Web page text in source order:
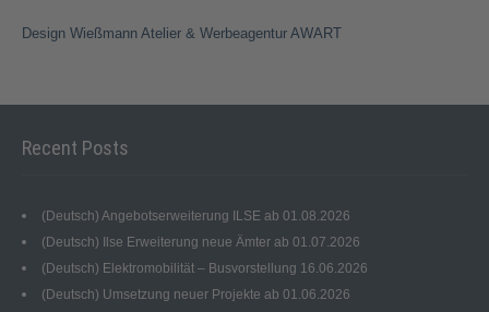
Design Wießmann Atelier & Werbeagentur AWART
Recent Posts
(Deutsch) Angebotserweiterung ILSE ab 01.08.2026
(Deutsch) Ilse Erweiterung neue Ämter ab 01.07.2026
(Deutsch) Elektromobilität – Busvorstellung 16.06.2026
(Deutsch) Umsetzung neuer Projekte ab 01.06.2026